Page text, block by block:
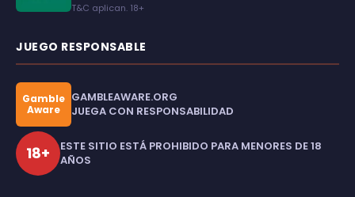
T&C aplican. 18+
JUEGO RESPONSABLE
Gamble
Aware
GAMBLEAWARE.ORG
JUEGA CON RESPONSABILIDAD
18+
ESTE SITIO ESTÁ PROHIBIDO PARA MENORES DE 18
AÑOS